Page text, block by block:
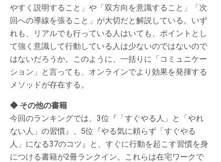
やすく説明すること」や「双方向を意識すること」「次
回への導線を張ること」が大切だと解説している。いず
れも、リアルでも行っている人はいても、ポイントとし
て強く意識して行動している人は少ないのではないので
はないだろうか。このように、一括りに「コミュニケー
ション」と言っても、オンラインでより効果を発揮する
メソッドが存在する。
◆ その他の書籍
今回のランキングでは、3位『「すぐやる人」と「やれ
ない人」の習慣』、5位『やる気に頼らず「すぐやる
人」になる37のコツ』と、すぐに行動を起こす習慣を身
につける書籍が2冊ランクイン。これらは在宅ワークで